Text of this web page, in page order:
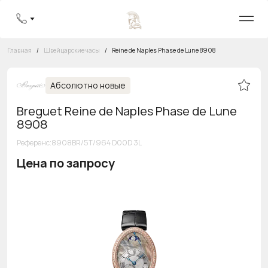
8 800 555-95-99
Главная / Швейцарские часы / Reine de Naples Phase de Lune 8908
Абсолютно новые
Breguet Reine de Naples Phase de Lune
8908
Референс:8908BR/5T/964 D00D 3L
Цена по запросу